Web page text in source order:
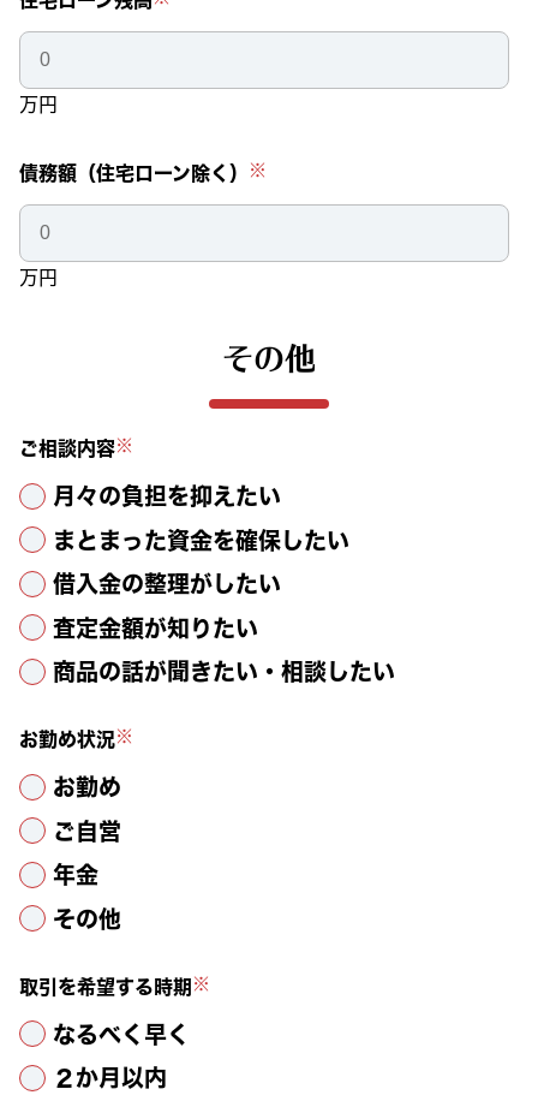
万円
債務額（住宅ローン除く） ※
万円
その他
ご相談内容※
月々の負担を抑えたい
まとまった資金を確保したい
借入金の整理がしたい
査定金額が知りたい
商品の話が聞きたい・相談したい
お勤め状況※
お勤め
ご自営
年金
その他
取引を希望する時期 ※
なるべく早く
２か月以内